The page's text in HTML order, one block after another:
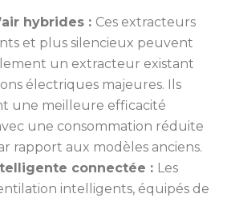
hybrides : Ces extracteurs
et plus silencieux peuvent
un extracteur existant
électriques majeures. Ils
une meilleure efficacité
une consommation réduite
rapport aux modèles anciens.
connectée : Les
intelligents, équipés de